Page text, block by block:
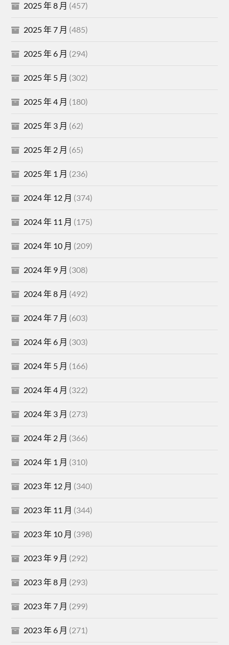
2025 年 8 月 (457)
2025 年 7 月 (485)
2025 年 6 月 (294)
2025 年 5 月 (302)
2025 年 4 月 (180)
2025 年 3 月 (62)
2025 年 2 月 (65)
2025 年 1 月 (236)
2024 年 12 月 (374)
2024 年 11 月 (175)
2024 年 10 月 (209)
2024 年 9 月 (308)
2024 年 8 月 (492)
2024 年 7 月 (603)
2024 年 6 月 (303)
2024 年 5 月 (166)
2024 年 4 月 (322)
2024 年 3 月 (273)
2024 年 2 月 (366)
2024 年 1 月 (310)
2023 年 12 月 (340)
2023 年 11 月 (344)
2023 年 10 月 (398)
2023 年 9 月 (292)
2023 年 8 月 (293)
2023 年 7 月 (299)
2023 年 6 月 (271)